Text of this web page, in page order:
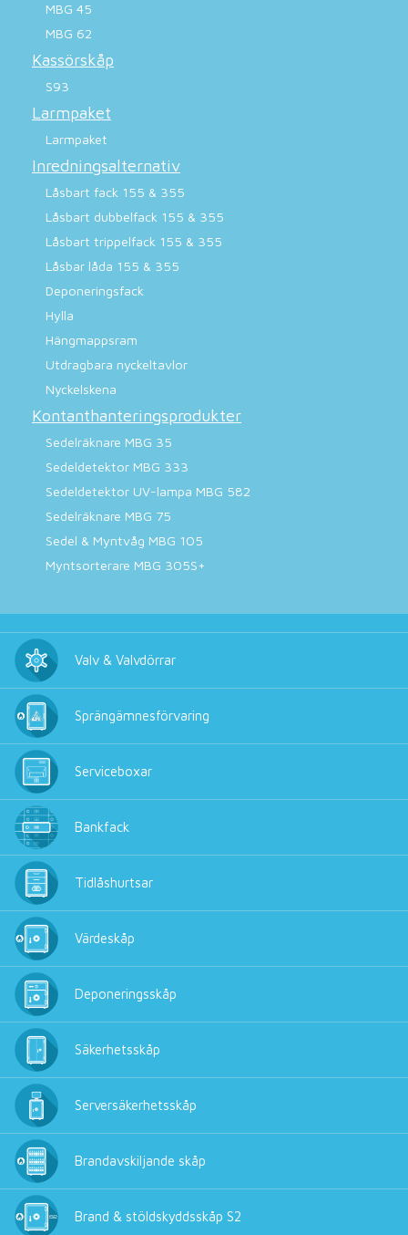
MBG 45
MBG 62
Kassörskåp
S93
Larmpaket
Larmpaket
Inredningsalternativ
Låsbart fack 155 & 355
Låsbart dubbelfack 155 & 355
Låsbart trippelfack 155 & 355
Låsbar låda 155 & 355
Deponeringsfack
Hylla
Hängmappsram
Utdragbara nyckeltavlor
Nyckelskena
Kontanthanteringsprodukter
Sedelräknare MBG 35
Sedeldetektor MBG 333
Sedeldetektor UV-lampa MBG 582
Sedelräknare MBG 75
Sedel & Myntvåg MBG 105
Myntsorterare MBG 305S+
Valv & Valvdörrar
Sprängämnesförvaring
Serviceboxar
Bankfack
Tidlåshurtsar
Värdeskåp
Deponeringsskåp
Säkerhetsskåp
Serversäkerhetsskåp
Brandavskiljande skåp
Brand & stöldskyddsskåp S2